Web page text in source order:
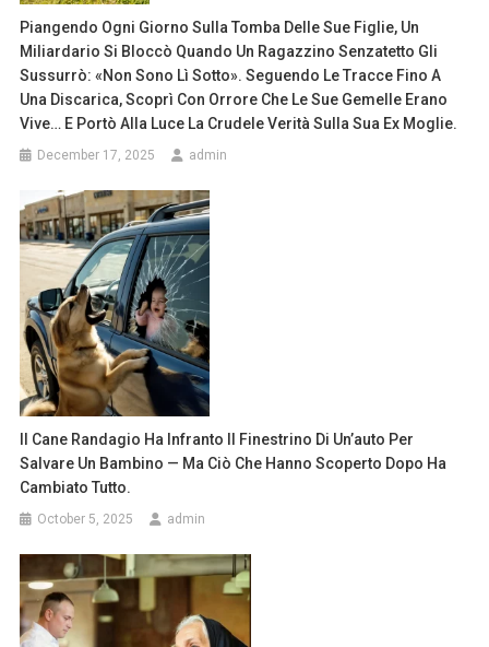
Piangendo Ogni Giorno Sulla Tomba Delle Sue Figlie, Un
Miliardario Si Bloccò Quando Un Ragazzino Senzatetto Gli
Sussurrò: «Non Sono Lì Sotto». Seguendo Le Tracce Fino A
Una Discarica, Scoprì Con Orrore Che Le Sue Gemelle Erano
Vive… E Portò Alla Luce La Crudele Verità Sulla Sua Ex Moglie.
December 17, 2025 admin
Il Cane Randagio Ha Infranto Il Finestrino Di Un’auto Per
Salvare Un Bambino — Ma Ciò Che Hanno Scoperto Dopo Ha
Cambiato Tutto.
October 5, 2025 admin